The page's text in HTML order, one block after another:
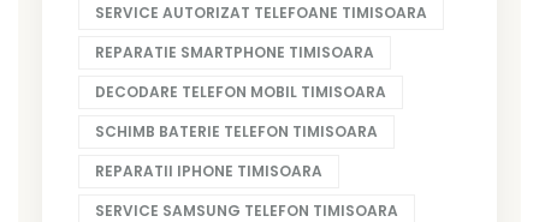
SERVICE AUTORIZAT TELEFOANE TIMISOARA
REPARATIE SMARTPHONE TIMISOARA
DECODARE TELEFON MOBIL TIMISOARA
SCHIMB BATERIE TELEFON TIMISOARA
REPARATII IPHONE TIMISOARA
SERVICE SAMSUNG TELEFON TIMISOARA